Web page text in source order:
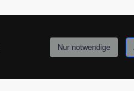
Nur notwendige